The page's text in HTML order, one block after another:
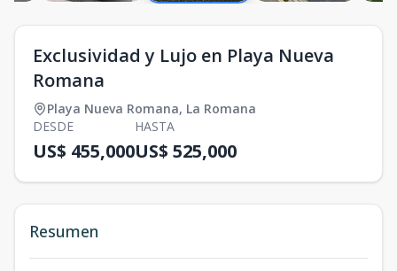
Exclusividad y Lujo en Playa Nueva
Romana
Playa Nueva Romana, La Romana
DESDE
US$ 455,000
HASTA
US$ 525,000
Resumen